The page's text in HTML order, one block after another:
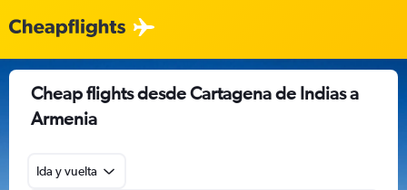
Cheap flights desde Cartagena de Indias a
Armenia
Ida y vuelta